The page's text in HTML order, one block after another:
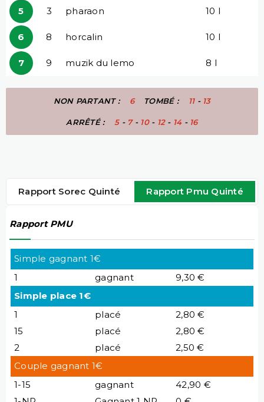
5 3 pharaon 10 l
6 8 horcalin 10 l
7 9 muzik du lemo 8 l
NON PARTANT : 6 TOMBÉ : 11- 13
ARRÊTÉ :5- 7- 10- 12- 14- 16
Rapport Sorec Quinté Rapport Pmu Quinté
Rapport PMU
Simple gagnant 1€
1
gagnant
9,30 €
Simple place 1€
1
placé
2,80 €
15
placé
2,80 €
2
placé
2,50 €
Couple gagnant 1€
1-15
gagnant
42,90 €